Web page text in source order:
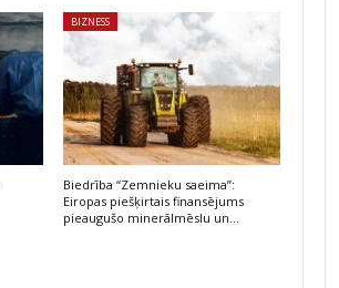
BIZNESS
Biedrība “Zemnieku saeima”:
Eiropas piešķirtais finansējums
pieaugušo minerālmēslu un…